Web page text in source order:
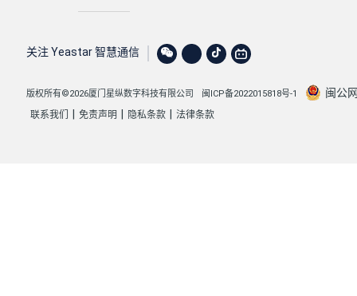
关注 Yeastar 智慧通信
版权所有©2026厦门星纵数字科技有限公司 闽ICP备2022015818号-1 闽公
联系我们 | 免责声明 | 隐私条款 | 法律条款